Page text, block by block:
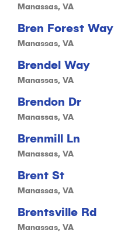
Manassas, VA
Bren Forest Way
Manassas, VA
Brendel Way
Manassas, VA
Brendon Dr
Manassas, VA
Brenmill Ln
Manassas, VA
Brent St
Manassas, VA
Brentsville Rd
Manassas, VA